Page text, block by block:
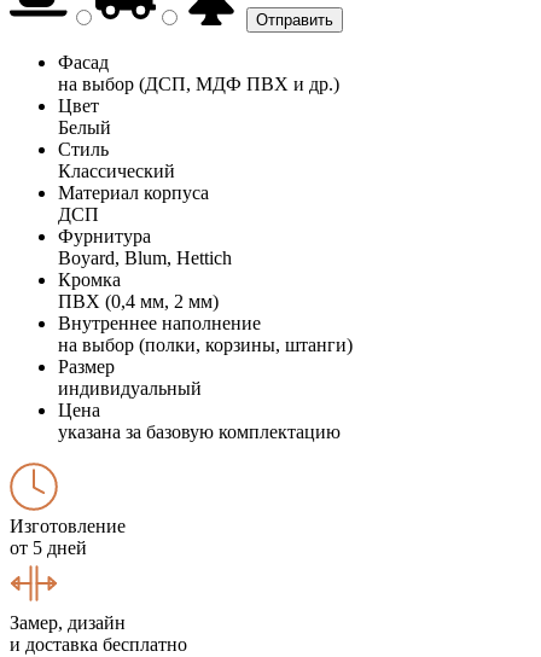
Фасад
на выбор (ДСП, МДФ ПВХ и др.)
Цвет
Белый
Стиль
Классический
Материал корпуса
ДСП
Фурнитура
Boyard, Blum, Hettich
Кромка
ПВХ (0,4 мм, 2 мм)
Внутреннее наполнение
на выбор (полки, корзины, штанги)
Размер
индивидуальный
Цена
указана за базовую комплектацию
Изготовление
от 5 дней
Замер, дизайн
и доставка бесплатно